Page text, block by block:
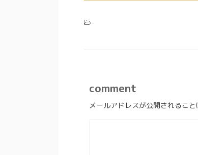
-
comment
メールアドレスが公開されること